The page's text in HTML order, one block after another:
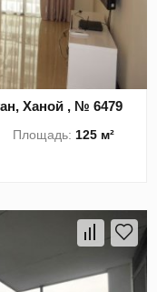
Ханой , № 6479
Площадь: 125 м²